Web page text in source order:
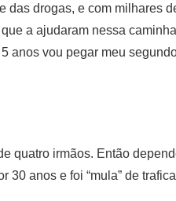
das drogas, e com milhares
a ajudaram nessa
anos vou pegar meu
quatro irmãos. Então
30 anos e foi “mula” de